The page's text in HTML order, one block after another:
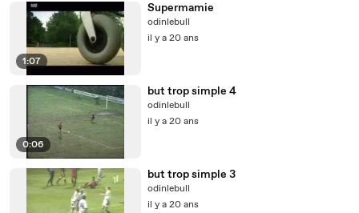
1:07
Supermamie
odinlebull
il y a 20 ans
0:06
but trop simple 4
odinlebull
il y a 20 ans
but trop simple 3
odinlebull
il y a 20 ans